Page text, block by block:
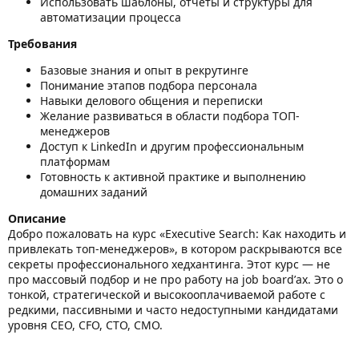
автоматизации процесса
Требования
Базовые знания и опыт в рекрутинге
Понимание этапов подбора персонала
Навыки делового общения и переписки
Желание развиваться в области подбора ТОП-
менеджеров
Доступ к LinkedIn и другим профессиональным
платформам
Готовность к активной практике и выполнению
домашних заданий
Описание
Добро пожаловать на курс «Executive Search: Как находить и
привлекать топ-менеджеров», в котором раскрываются все
секреты профессионального хедхантинга. Этот курс — не
про массовый подбор и не про работу на job board’ах. Это о
тонкой, стратегической и высокооплачиваемой работе с
редкими, пассивными и часто недоступными кандидатами
уровня CEO, CFO, CTO, CMO.